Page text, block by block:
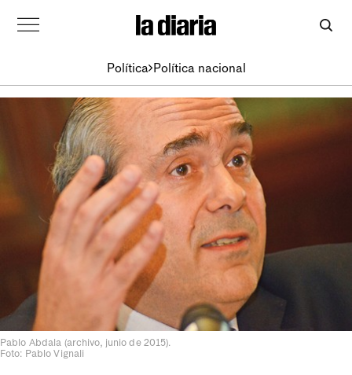
Política Política nacional
Pablo Abdala (archivo, junio de 2015).
Foto: Pablo Vignali